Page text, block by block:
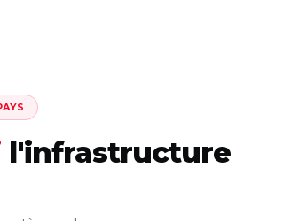
l'infrastructure